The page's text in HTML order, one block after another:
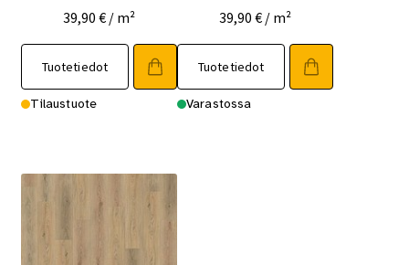
39,90 € / m²
Tuotetiedot
Tilaustuote
39,90€ / m²
Tuotetiedot
Varastossa